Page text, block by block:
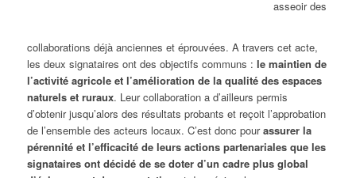
asseoir des
collaborations déjà anciennes et éprouvées. A travers cet acte,
les deux signataires ont des objectifs communs : le maintien de
l’activité agricole et l’amélioration de la qualité des espaces
naturels et ruraux. Leur collaboration a d’ailleurs permis
d’obtenir jusqu’alors des résultats probants et reçoit l’approbation
de l’ensemble des acteurs locaux. C’est donc pourassurer la
pérennité et l’efficacité de leurs actions partenariales que les
signataires ont décidé de se doter d’un cadre plus global